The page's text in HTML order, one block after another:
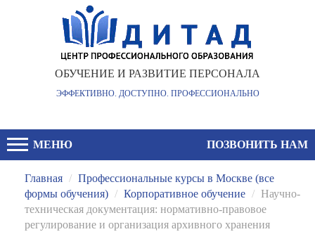
ОБУЧЕНИЕ И РАЗВИТИЕ ПЕРСОНАЛА
ЭФФЕКТИВНО. ДОСТУПНО. ПРОФЕССИОНАЛЬНО
МЕНЮ ПОЗВОНИТЬ НАМ
Главная / Профессиональные курсы в Москве (все
формы обучения) / Корпоративное обучение / Научно-
техническая документация: нормативно-правовое
регулирование и организация архивного хранения